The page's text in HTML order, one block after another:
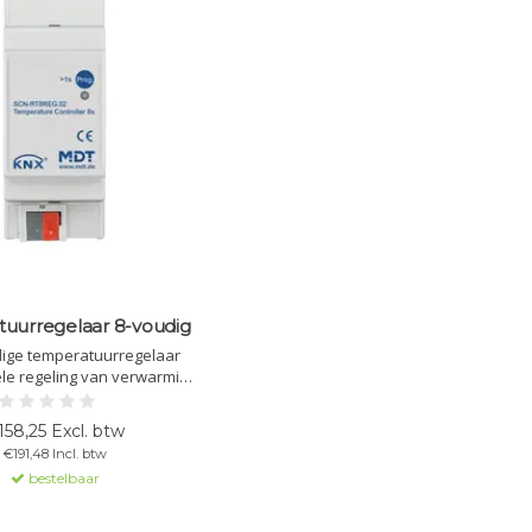
8-voudig
temperatuurregelaar
regeling van verwarming
instelbare modi zoals PI,
en PWM. Ondersteunt
en vorstbescherming,
buskoppeling.
Excl. btw
€191,48 Incl. btw
bestelbaar